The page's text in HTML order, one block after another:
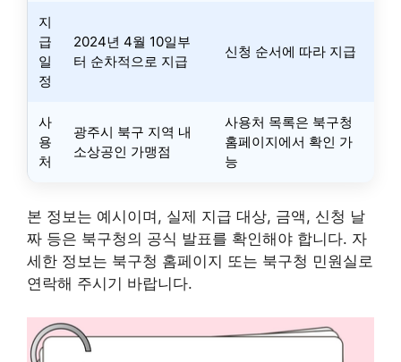
지
급
일
정
2024년 4월 10일부
터 순차적으로 지급
신청 순서에 따라 지급
사
용
처
광주시 북구 지역 내
소상공인 가맹점
사용처 목록은 북구청
홈페이지에서 확인 가
능
본 정보는 예시이며, 실제 지급 대상, 금액, 신청 날
짜 등은 북구청의 공식 발표를 확인해야 합니다. 자
세한 정보는 북구청 홈페이지 또는 북구청 민원실로
연락해 주시기 바랍니다.